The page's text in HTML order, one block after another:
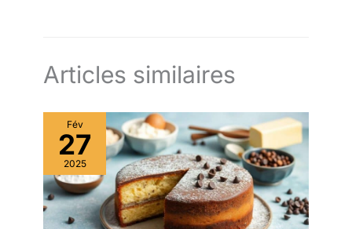
Articles similaires
Fév
27
2025